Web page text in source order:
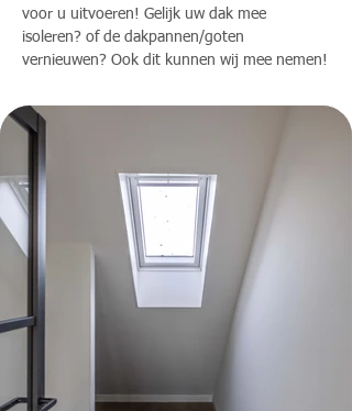
voor u uitvoeren! Gelijk uw dak mee
isoleren? of de dakpannen/goten
vernieuwen? Ook dit kunnen wij mee nemen!